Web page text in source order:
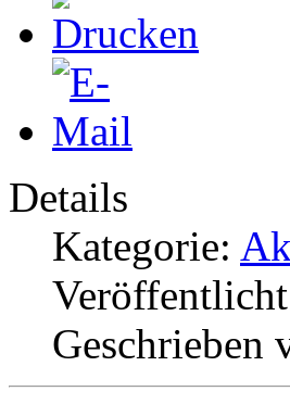
Details
Kategorie:
Geschrieben